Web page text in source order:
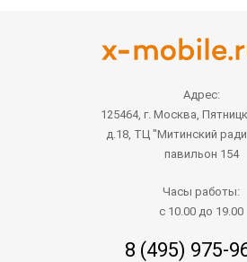
Адрес:
125464, г. Москва,
д.18, ТЦ "Митинский
павильон 154
Часы работы:
с 10.00 до 19.00
8 (495) 975-